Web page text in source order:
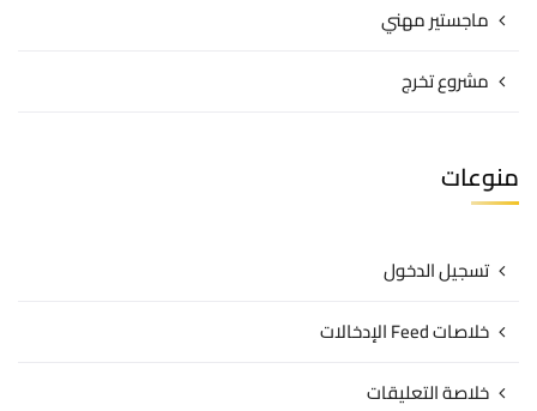
ماجستير مهني
مشروع تخرج
منوعات
تسجيل الدخول
خلاصات Feed الإدخالات
خلاصة التعليقات